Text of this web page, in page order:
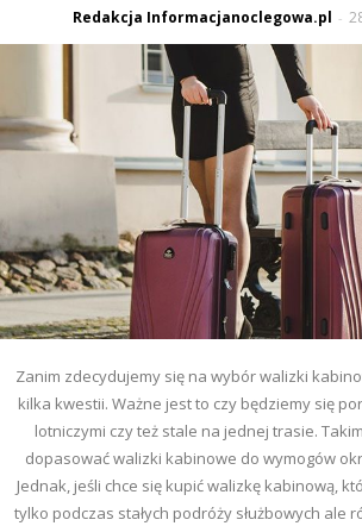
Redakcja Informacjanoclegowa.pl -
Zanim zdecydujemy się na wybór walizki
kilka kwestii. Ważne jest to czy będziemy się
lotniczymi czy też stale na jednej trasie.
dopasować walizki kabinowe do wymogów
Jednak, jeśli chce się kupić walizkę kabinową,
tylko podczas stałych podróży służbowych ale